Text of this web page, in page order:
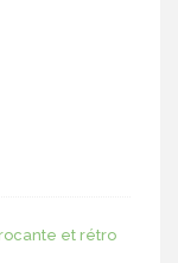
et rétro